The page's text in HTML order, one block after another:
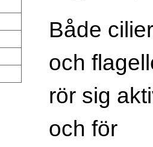
Både cilier
och
rör sig
och för